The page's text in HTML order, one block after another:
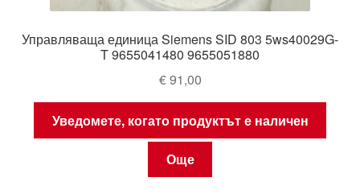
Управляваща единица Siemens SID 803 5ws40029G-
T 9655041480 9655051880
€91,00
Уведомете, когато продуктът е наличен
Още